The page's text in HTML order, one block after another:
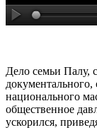
Дело семьи Палу,
национального
общественное
ускорился,